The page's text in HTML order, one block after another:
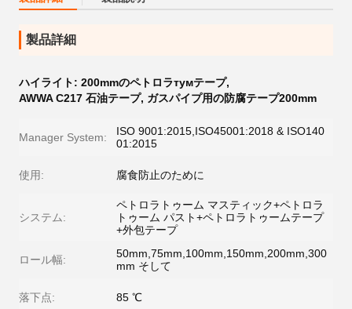
製品詳細
ハイライト: 200mmのペトロラтумテープ,
AWWA C217 石油テープ, ガスパイプ用の防腐テープ200mm
Manager System:
ISO 9001:2015,ISO45001:2018 & ISO140
01:2015
使用: 腐食防止のために
システム:
ペトロラトゥーム マスティック+ペトロラ
トゥーム パスト+ペトロラトゥームテープ
+外包テープ
ロール幅:
50mm,75mm,100mm,150mm,200mm,300
mm そして
落下点: 85 ℃